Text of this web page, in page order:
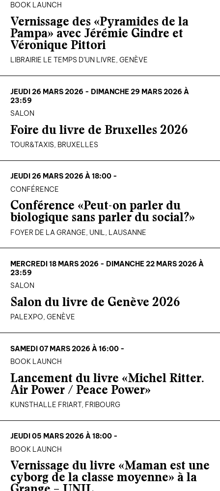
BOOK LAUNCH
Vernissage des «Pyramides de la
Pampa» avec Jérémie Gindre et
Véronique Pittori
LIBRAIRIE LE TEMPS D’UN LIVRE, GENÈVE
JEUDI 26 MARS 2026 - DIMANCHE 29 MARS 2026 À
23:59
SALON
Foire du livre de Bruxelles 2026
TOUR&TAXIS, BRUXELLES
JEUDI 26 MARS 2026 À 18:00 -
CONFÉRENCE
Conférence «Peut-on parler du
biologique sans parler du social?»
FOYER DE LA GRANGE, UNIL, LAUSANNE
MERCREDI 18 MARS 2026 - DIMANCHE 22 MARS 2026 À
23:59
SALON
Salon du livre de Genève 2026
PALEXPO, GENÈVE
SAMEDI 07 MARS 2026 À 16:00 -
BOOK LAUNCH
Lancement du livre «Michel Ritter.
Air Power / Peace Power»
KUNSTHALLE FRIART, FRIBOURG
JEUDI 05 MARS 2026 À 18:00 -
BOOK LAUNCH
Vernissage du livre «Maman est une
cyborg de la classe moyenne» à la